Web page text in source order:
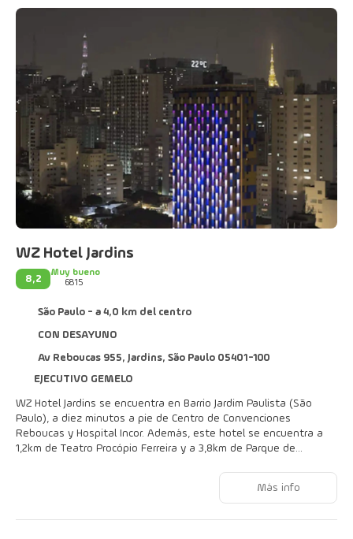
WZ Hotel Jardins
8,2
Muy bueno
6815
São Paulo - a 4,0 km del centro
CON DESAYUNO
Av Reboucas 955, Jardins, São Paulo 05401-100
EJECUTIVO GEMELO
WZ Hotel Jardins se encuentra en Barrio Jardim Paulista (São
Paulo), a diez minutos a pie de Centro de Convenciones
Reboucas y Hospital Incor. Además, este hotel se encuentra a
1,2 km de Teatro Procópio Ferreira y a 3,8 km de Parque de
Con gimnasio y muchas otras instalaciones recreativas a tu
también conexión a Internet wifi gratis y un salón de fiestas.
Más info